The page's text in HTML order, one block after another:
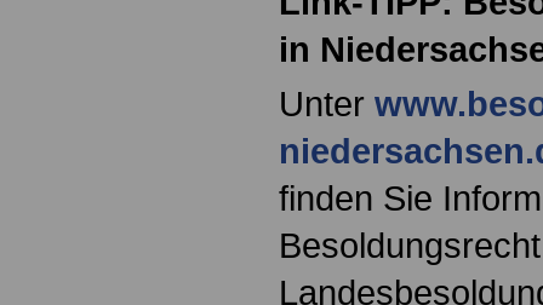
in
Unter
finden Sie